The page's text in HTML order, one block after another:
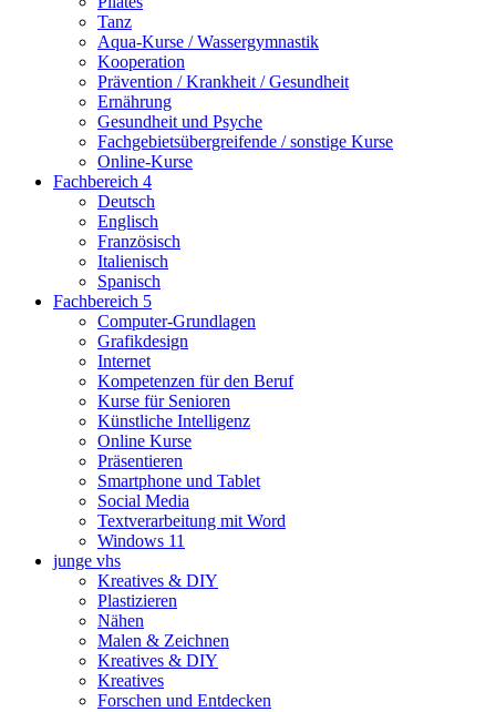
Tanz
Aqua-Kurse / Wassergymnastik
Kooperation
Prävention / Krankheit / Gesundheit
Ernährung
Gesundheit und Psyche
Fachgebietsübergreifende / sonstige Kurse
Online-Kurse
Fachbereich 4
Deutsch
Englisch
Französisch
Italienisch
Spanisch
Fachbereich 5
Computer-Grundlagen
Grafikdesign
Internet
Kompetenzen für den Beruf
Kurse für Senioren
Künstliche Intelligenz
Online Kurse
Präsentieren
Smartphone und Tablet
Social Media
Textverarbeitung mit Word
Windows 11
junge vhs
Kreatives & DIY
Plastizieren
Nähen
Malen & Zeichnen
Kreatives & DIY
Kreatives
Forschen und Entdecken